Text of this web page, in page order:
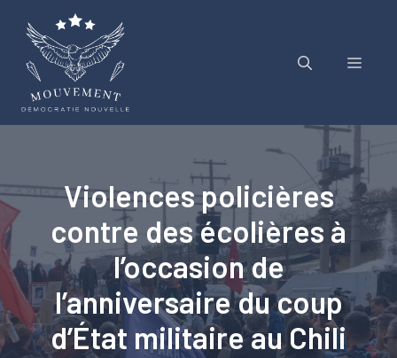
contenu
Menu
Violences policières
contre des écolières à
l’occasion de
l’anniversaire du coup
d’État militaire au Chili